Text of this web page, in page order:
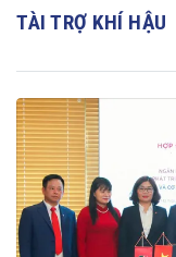
TÀI TRỢ KHÍ HẬU